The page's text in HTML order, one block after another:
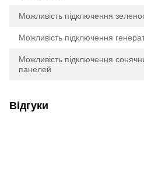
Можливість підключення
Можливість підключення
Можливість підключення
панелей
Відгуки